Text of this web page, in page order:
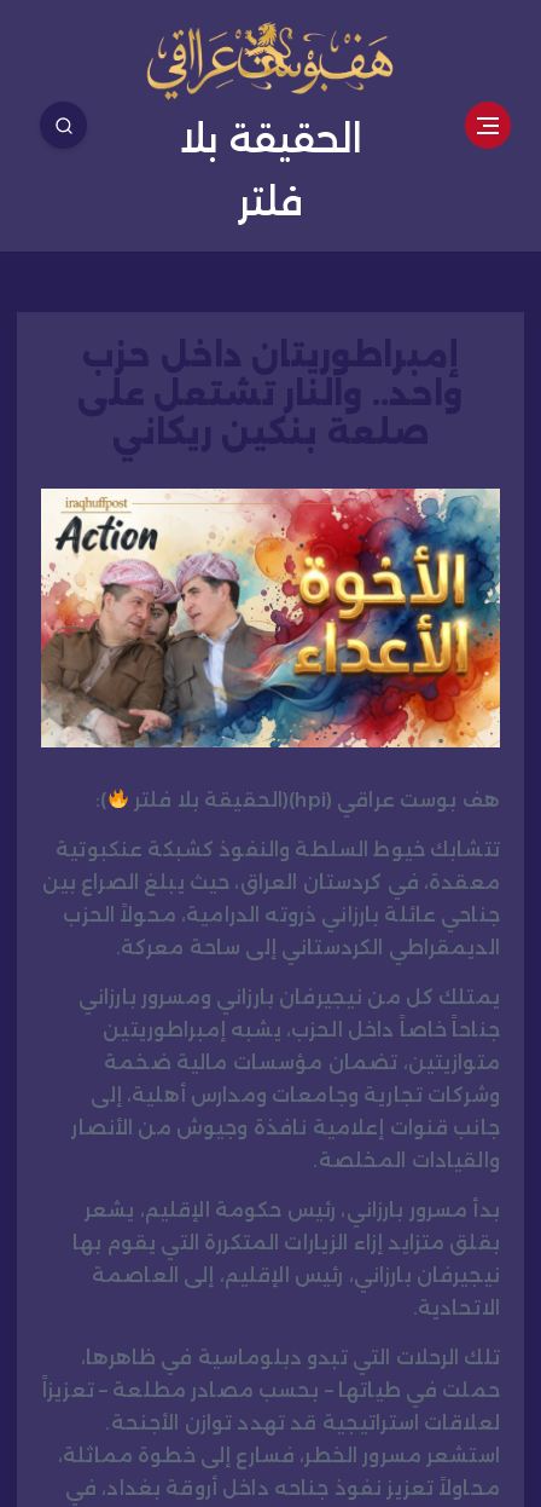
الحقيقة بلا
فلتر
إمبراطوريتان داخل حزب
هف بوست عراقي (hpi)(الحقيقة بلا فلتر ):
تتشابك خيوط السلطة والنفوذ كشبكة عنكبوتية
معقدة، في كردستان العراق، حيث يبلغ الصراع بين
جناحي عائلة بارزاني ذروته الدرامية، محولاً الحزب
الديمقراطي الكردستاني إلى ساحة معركة.
يمتلك كل من نيجيرفان بارزاني ومسرور بارزاني
جناحاً خاصاً داخل الحزب، يشبه إمبراطوريتين
متوازيتين، تضمان مؤسسات مالية ضخمة
وشركات تجارية وجامعات ومدارس أهلية، إلى
جانب قنوات إعلامية نافذة وجيوش من الأنصار
والقيادات المخلصة.
بدأ مسرور بارزاني، رئيس حكومة الإقليم، يشعر
بقلق متزايد إزاء الزيارات المتكررة التي يقوم بها
نيجيرفان بارزاني، رئيس الإقليم، إلى العاصمة
الاتحادية.
تلك الرحلات التي تبدو دبلوماسية في ظاهرها،
حملت في طياتها – بحسب مصادر مطلعة – تعزيزاً
لعلاقات استراتيجية قد تهدد توازن الأجنحة.
استشعر مسرور الخطر، فسارع إلى خطوة مماثلة،
محاولاً تعزيز نفوذ جناحه داخل أروقة بغداد، في